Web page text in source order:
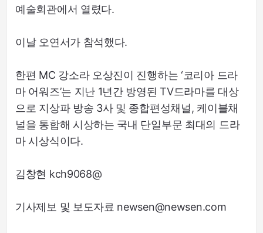
예술회관에서 열렸다.
이날 오연서가 참석했다.
한편 MC 강소라 오상진이 진행하는 ‘코리아 드라
마 어워즈’는 지난 1년간 방영된 TV드라마를 대상
으로 지상파 방송 3사 및 종합편성채널, 케이블채
널을 통합해 시상하는 국내 단일부문 최대의 드라
마 시상식이다.
김창현 kch9068@
기사제보 및 보도자료 newsen@newsen.com